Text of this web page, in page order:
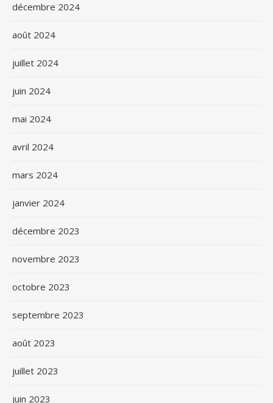
décembre 2024
août 2024
juillet 2024
juin 2024
mai 2024
avril 2024
mars 2024
janvier 2024
décembre 2023
novembre 2023
octobre 2023
septembre 2023
août 2023
juillet 2023
juin 2023